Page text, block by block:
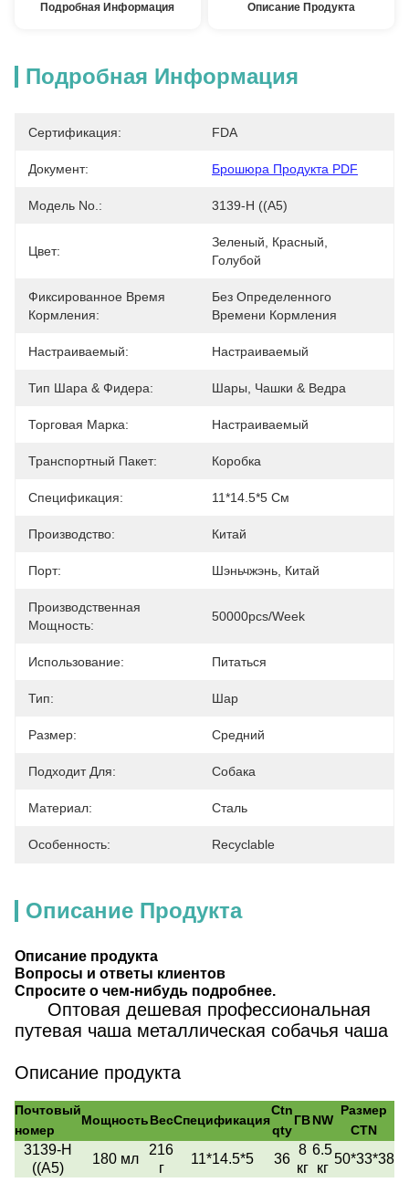
Подробная Информация Описание Продукта
Подробная Информация
Сертификация: FDA
Документ: Брошюра Продукта PDF
Модель No.: 3139-H ((A5)
Цвет:
Зеленый, Красный,
Голубой
Фиксированное Время
Кормления:
Без Определенного
Времени Кормления
Настраиваемый: Настраиваемый
Тип Шара & Фидера: Шары, Чашки & Ведра
Торговая Марка: Настраиваемый
Транспортный Пакет: Коробка
Спецификация: 11*14.5*5 См
Производство: Китай
Порт: Шэньчжэнь, Китай
Производственная
Мощность:
50000pcs/Week
Использование: Питаться
Тип: Шар
Размер: Средний
Подходит Для: Собака
Материал: Сталь
Особенность: Recyclable
Описание Продукта
Описание продукта
Вопросы и ответы клиентов
Спросите о чем-нибудь подробнее.
Оптовая дешевая профессиональная
путевая чаша металлическая собачья чаша
Описание продукта
Почтовый
номер
МощностьВесСпецификация
Ctn
qty
ГВNW
Размер
CTN
3139-H
((A5)
180 мл
216
г
11*14.5*5 36
8
кг
6.5
кг
50*33*38